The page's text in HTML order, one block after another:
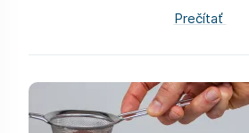
Prečítať